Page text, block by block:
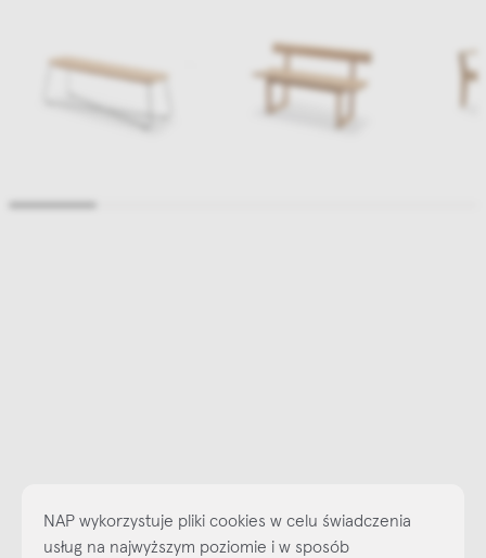
NAP wykorzystuje pliki cookies w celu świadczenia
usług na najwyższym poziomie i w sposób